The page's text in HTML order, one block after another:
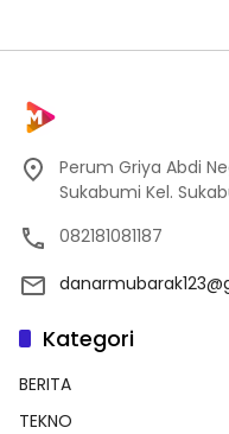
Perum Griya Abdi
Sukabumi Kel.
082181081187
Kategori
BERITA
TEKNO